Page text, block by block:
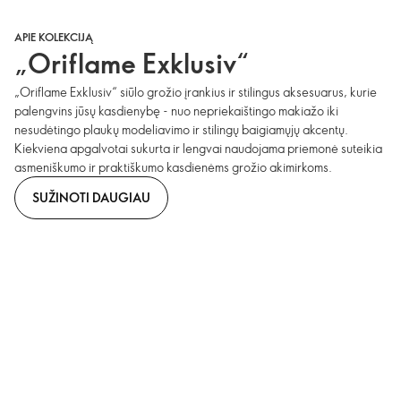
APIE KOLEKCIJĄ
„Oriflame Exklusiv“
„Oriflame Exklusiv“ siūlo grožio įrankius ir stilingus aksesuarus, kurie
palengvins jūsų kasdienybę - nuo nepriekaištingo makiažo iki
nesudėtingo plaukų modeliavimo ir stilingų baigiamųjų akcentų.
Kiekviena apgalvotai sukurta ir lengvai naudojama priemonė suteikia
asmeniškumo ir praktiškumo kasdienėms grožio akimirkoms.
SUŽINOTI DAUGIAU